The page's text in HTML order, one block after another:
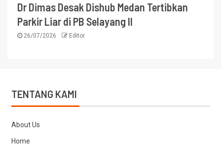
Dr Dimas Desak Dishub Medan Tertibkan
Parkir Liar di PB Selayang II
26/07/2026 Editor
TENTANG KAMI
About Us
Home